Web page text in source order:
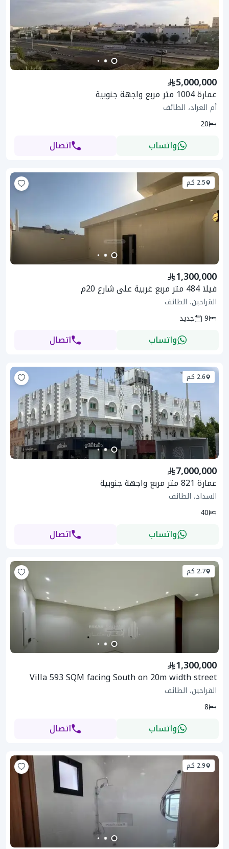
5,000,000
عمارة 1004 متر مربع واجهة جنوبية
أم العراد، الطائف
20
واتساب اتصال
2.5 كم
1,300,000
فيلا 484 متر مربع غربية على شارع 20م
القراحين، الطائف
9
جديد
واتساب اتصال
2.6 كم
7,000,000
عمارة 821 متر مربع واجهة جنوبية
السداد، الطائف
40
واتساب اتصال
2.7 كم
1,300,000
Villa 593 SQM facing South on 20m width street
القراحين، الطائف
8
واتساب اتصال
2.9 كم